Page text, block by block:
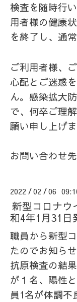
検査を随時行
用者様の健康
を終了し、通
ご利用者様、
心配とご迷惑
ん。感染拡大
で、何卒ご理
願い申し上げま
お問い合わせ
2022 /02 /06
新型コロナウ
和4年1月31日
職員から新型
たのでお知ら
抗原検査の結
が１名、陽性
員1名が体調不